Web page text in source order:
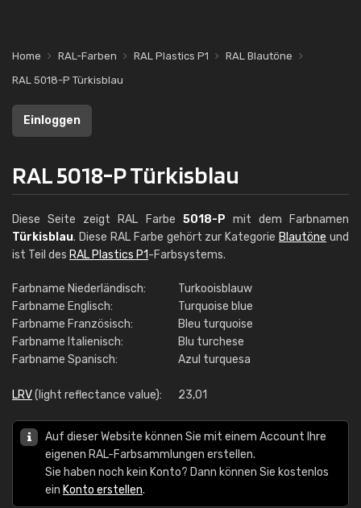
Home RAL-Farben RAL Plastics P1
RAL Blautöne
RAL 5018-P Türkisblau
Einloggen
RAL 5018-P Türkisblau
Diese Seite zeigt RAL Farbe 5018-P mit dem Farbnamen
Türkisblau. Diese RAL Farbe gehört zur Kategorie Blautöne und
ist Teil des RAL Plastics P1-Farbsystems.
Farbname Niederländisch:
Turkooisblauw
Farbname Englisch:
Turquoise blue
Farbname Französisch:
Bleu turquoise
Farbname Italienisch:
Blu turchese
Farbname Spanisch:
Azul turquesa
LRV(light reflectance value): 23,01
Auf dieser Website können Sie mit einem Account Ihre
eigenen RAL-Farbsammlungen erstellen.
Sie haben noch kein Konto? Dann können Sie kostenlos
ein Konto erstellen.